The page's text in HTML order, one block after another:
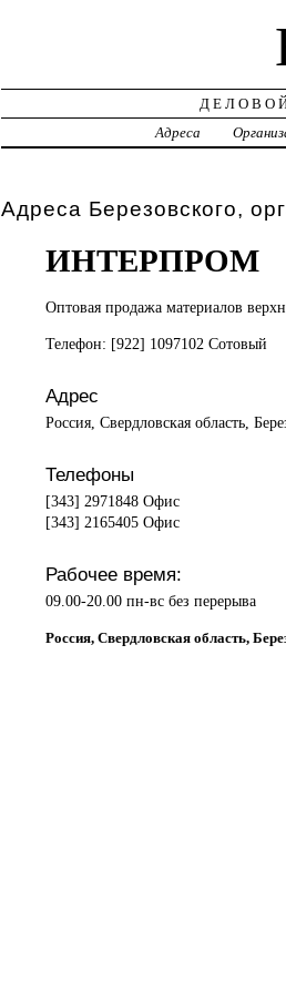
Адреса
Адреса Березовского,
ИНТЕРПРОМ
Оптовая продажа материалов
Телефон: [922] 1097102 Сотовый
Адрес
Россия, Свердловская область,
Телефоны
[343] 2971848 Офис
[343] 2165405 Офис
Рабочее время:
09.00-20.00 пн-вс без перерыва
Россия, Свердловская область,